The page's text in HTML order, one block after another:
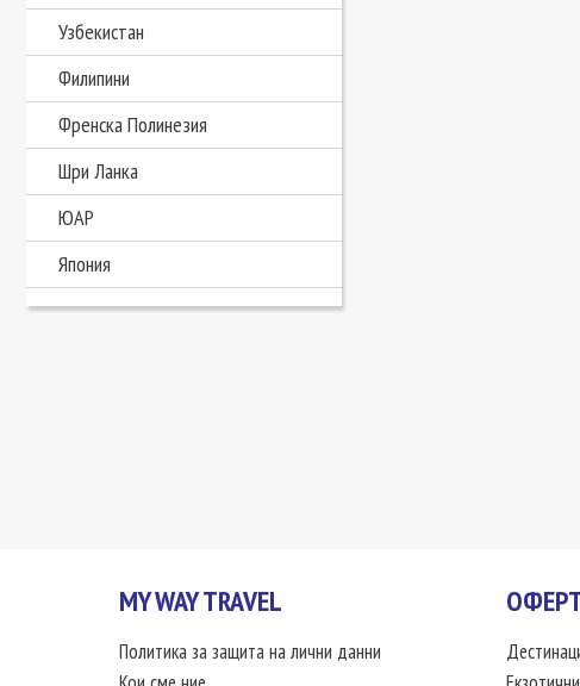
Узбекистан
Филипини
Френска Полинезия
Шри Ланка
ЮАР
Япония
MY WAY TRAVEL
Политика за защита на лични данни